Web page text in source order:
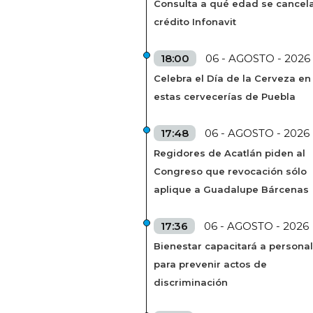
Consulta a qué edad se
crédito Infonavit
18:00 06 - AGOSTO - 2026
Celebra el Día de la Cerveza en
estas cervecerías de Puebla
17:48 06 - AGOSTO - 2026
Regidores de Acatlán piden al
Congreso que revocación sólo
aplique a Guadalupe Bárcenas
17:36 06 - AGOSTO - 2026
Bienestar capacitará a personal
para prevenir actos de
discriminación